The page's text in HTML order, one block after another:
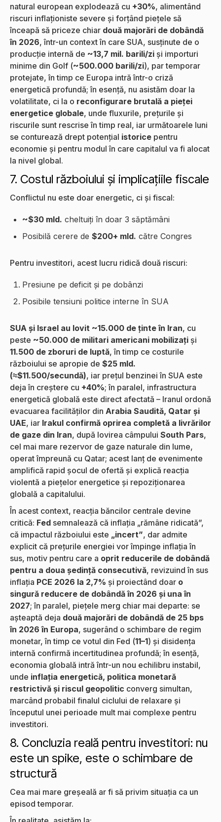
natural european explodează cu +30%, alimentând
riscuri inflaționiste severe și forțând piețele să
înceapă să priceze chiar două majorări de dobândă
în 2026, într-un context în care SUA, susținute de o
producție internă de ~13,7 mil. barili/zi și importuri
minime din Golf (~500.000 barili/zi), par temporar
protejate, în timp ce Europa intră într-o criză
energetică profundă; în esență, nu asistăm doar la
volatilitate, ci la o reconfigurare brutală a pieței
energetice globale, unde fluxurile, prețurile și
riscurile sunt rescrise în timp real, iar următoarele luni
se conturează drept potențial istorice pentru
economie și pentru modul în care capitalul va fi alocat
la nivel global.
7. Costul războiului și implicațiile fiscale
Conflictul nu este doar energetic, ci și fiscal:
~$30 mld. cheltuiți în doar 3 săptămâni
Posibilă cerere de $200+ mld. către Congres
Pentru investitori, acest lucru ridică două riscuri:
Presiune pe deficit și pe dobânzi
Posibile tensiuni politice interne în SUA
SUA și Israel au lovit ~15.000 de ținte în Iran, cu
peste ~50.000 de militari americani mobilizați și
11.500 de zboruri de luptă, în timp ce costurile
războiului se apropie de $25 mld.
(≈$11.500/secundă), iar prețul benzinei în SUA este
deja în creștere cu +40%; în paralel, infrastructura
energetică globală este direct afectată – Iranul ordonă
evacuarea facilităților din Arabia Saudită, Qatar și
UAE, iar Irakul confirmă oprirea completă a livrărilor
de gaze din Iran, după lovirea câmpului South Pars,
cel mai mare rezervor de gaze naturale din lume,
operat împreună cu Qatar; acest lanț de evenimente
amplifică rapid șocul de ofertă și explică reacția
violentă a piețelor energetice și repoziționarea
globală a capitalului.
În acest context, reacția băncilor centrale devine
critică: Fed semnalează că inflația „rămâne ridicată”,
că impactul războiului este „incert”, dar admite
explicit că prețurile energiei vor împinge inflația în
sus, motiv pentru care a oprit reducerile de dobândă
pentru a doua ședință consecutivă, revizuind în sus
inflația PCE 2026 la 2,7% și proiectând doar o
singură reducere de dobândă în 2026 și una în
2027; în paralel, piețele merg chiar mai departe: se
așteaptă deja două majorări de dobândă de 25 bps
în 2026 în Europa, sugerând o schimbare de regim
monetar, în timp ce votul din Fed (11–1) și disidența
internă confirmă incertitudinea profundă; în esență,
economia globală intră într-un nou echilibru instabil,
unde inflația energetică, politica monetară
restrictivă și riscul geopolitic converg simultan,
marcând probabil finalul ciclului de relaxare și
începutul unei perioade mult mai complexe pentru
investitori.
8. Concluzia reală pentru investitori: nu
este un spike, este o schimbare de
structură
Cea mai mare greșeală ar fi să privim situația ca un
episod temporar.